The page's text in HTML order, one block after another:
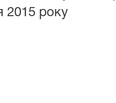
2015 року